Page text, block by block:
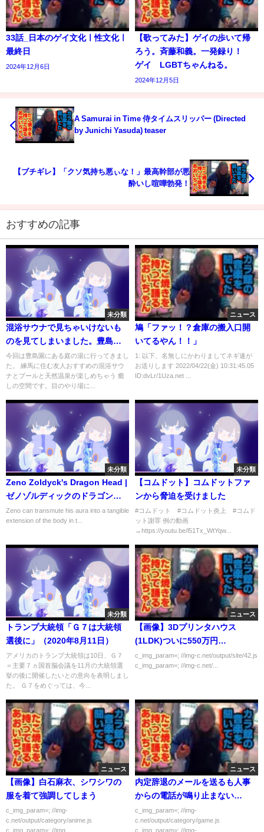
33話_日本のゲイ文化ㅣ性文化ㅣ
最終日
2024年12月6日
【歌ってみた】ゲイの歩いて帰
ろう。斉藤和義。一発録り！
ゲイ LGBTちゃんねる。
2024年12月5日
A Samurai in Time 侍タイムスリッパー (Directed
by Junichi Yasuda) teaser
【ブチギレ】「クソ気持ち悪ぃな！」最高幹部が悪
酔いし喧嘩勃発！
おすすめの記事
未分類
混浴サウナで見ちゃいけないも
のを見てしまいました。豊島園
庭の湯 【東京のスパリゾート
#5】
今回は豊島園にある庭の湯に行ってきまし
た。 練馬に住む友人おすすめの混浴サウ
ナとプールと天然温泉が楽しめちゃう 癒
しの空間です。目のやり場に...
ニュース
鳩「ファッ！？倉庫の搬入口開
いてるやん！！」
1: 以下、名無しにかわりましてネギ速が
お送りします 2022/04/22(金) 10:31:45.05
ID:dvLr/1Uza.net ...
未分類
Zeno Zoldyck's Dragon Head |
ゼノゾルディックのドラゴンヘ
ッド - Hunter x Hunter
Zeno can transmute his aura into a tangible
extension of the body in t...
未分類
【コムドット】コムドットファ
ンから脅迫を受けました
#コムドット #コムドット炎上 #コムド
ット謝罪 例の動画
→https://youtu.be/l51Tx_WtYqw...
未分類
トランプ大統領「Ｇ７は大統領
選後に」（2020年8月11日）
アメリカのトランプ大統領は10日、Ｇ７
＝主要７ヵ国首脳会議を11月の大統領選
挙の後に開催したいとの意向を表明しまし
た。 Ｇ７をめぐっては、今...
ニュース
【画像】3Dプリンタハウス
(1LDK)ついに550万円
に！！！！！
c_img_param=; //img-c.net/output/site/42.js
c_img_param=; //img-c.net/...
ニュース
【画像】白石麻衣、シワシワの
服を着て強調してしまう
c_img_param=; //img-
c.net/output/category/anime.js
c_img_param=; //img...
ニュース
内定辞退のメールを送るも人事
からの電話が鳴り止まない…
c_img_param=; //img-
c.net/output/category/game.js
c_img_param=; //img-...